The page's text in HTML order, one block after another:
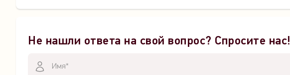
Не нашли ответа на свой вопрос? Спросите нас!